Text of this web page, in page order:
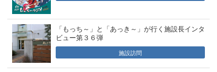
「もっち～」と「あっき～」が行く施設長インタ
ビュー第３６弾
施設訪問